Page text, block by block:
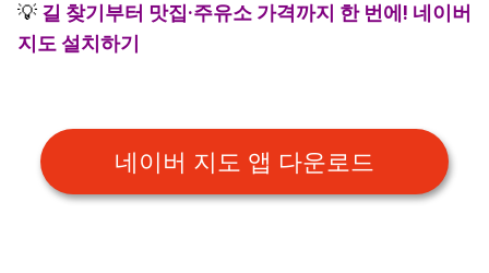
💡 길 찾기부터 맛집·주유소 가격까지 한 번에! 네이버
지도 설치하기
네이버 지도 앱 다운로드